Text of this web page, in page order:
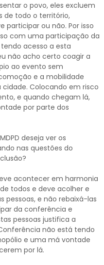
o povo, eles excluem
de todo o território,
participar ou não. Por isso
com uma participação da
acesso a esta
não acho certo coagir a
ao evento sem
e a mobilidade
Colocando em risco
e quando chegam lá,
por parte dos
deseja ver os
nas questões do
acontecer em harmonia
todos e deve acolher e
pessoas, e não rebaixá-las
da conferência e
pessoas justifica a
não está tendo
e uma má vontade
por lá.